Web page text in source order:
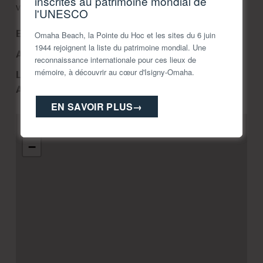
−
veille par téléphone au 0652014591
Equipements :Maison du vélo|Toilettes
Accessible PMR
Langues parlées :
Animaux Acceptés :
l'UNESCO
Omaha Beach, la Pointe du Hoc et les sites du 6 juin
1944 rejoignent la liste du patrimoine mondial. Une
reconnaissance internationale pour ces lieux de
mémoire, à découvrir au cœur d'Isigny-Omaha.
EN SAVOIR PLUS→